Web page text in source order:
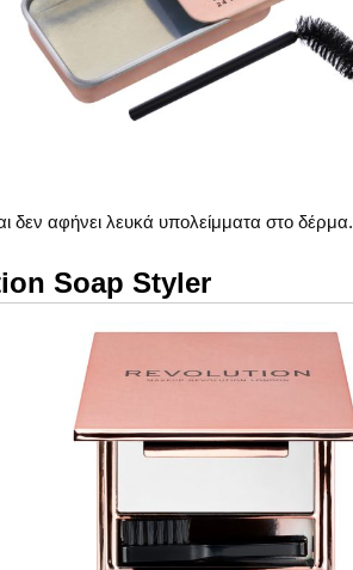
δεν αφήνει λευκά υπολείμματα στο δέρμα.
Soap Styler